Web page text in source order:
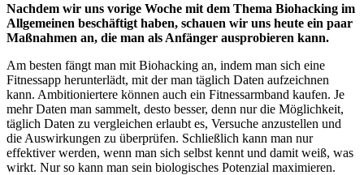
Nachdem wir uns vorige Woche mit dem Thema Biohacking im
Allgemeinen beschäftigt haben, schauen wir uns heute ein paar
Maßnahmen an, die man als Anfänger ausprobieren kann.
Am besten fängt man mit Biohacking an, indem man sich eine
Fitnessapp herunterlädt, mit der man täglich Daten aufzeichnen
kann. Ambitioniertere können auch ein Fitnessarmband kaufen. Je
mehr Daten man sammelt, desto besser, denn nur die Möglichkeit,
täglich Daten zu vergleichen erlaubt es, Versuche anzustellen und
die Auswirkungen zu überprüfen. Schließlich kann man nur
effektiver werden, wenn man sich selbst kennt und damit weiß, was
wirkt. Nur so kann man sein biologisches Potenzial maximieren.